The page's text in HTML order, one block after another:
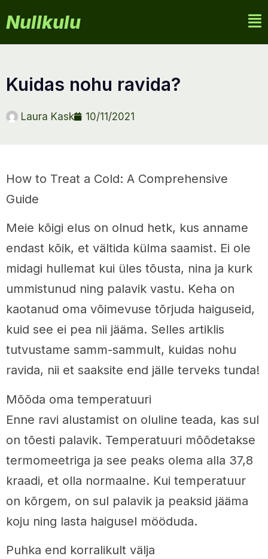
Nullkulu
kuidas nohu ravida?
Laura Kask 10/11/2021
How to Treat a Cold: A Comprehensive
Guide
Meie kõigi elus on olnud hetk, kus anname
endast kõik, et vältida külma saamist. Ei ole
midagi hullemat kui üles tõusta, nina ja kurk
ummistunud ning palavik vastu. Keha on
kaotanud oma võimevuse tõrjuda haiguseid,
kuid see ei pea nii jääma. Selles artiklis
tutvustame samm-sammult, kuidas nohu
ravida, nii et saaksite end jälle terveks tunda!
Mõõda oma temperatuuri
Enne ravi alustamist on oluline teada, kas sul
on tõesti palavik. Temperatuuri mõõdetakse
termomeetriga ja see peaks olema alla 37,8
kraadi, et olla normaalne. Kui temperatuur
on kõrgem, on sul palavik ja peaksid jääma
koju ning lasta haigusel mööduda.
Puhka end korralikult välja